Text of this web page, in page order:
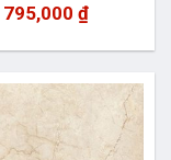
795,000 ₫